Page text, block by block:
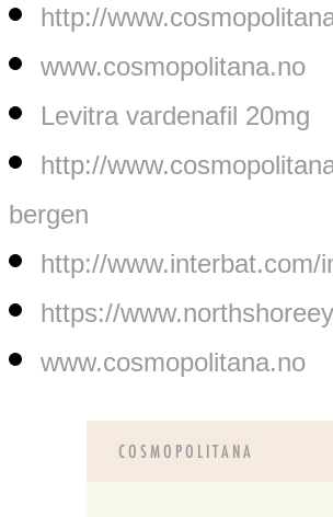
http://
www.cosmopolitana.no
Levitra vardenafil 20mg
http://
bergen
http://www.interbat.com/
https://
www.cosmopolitana.no